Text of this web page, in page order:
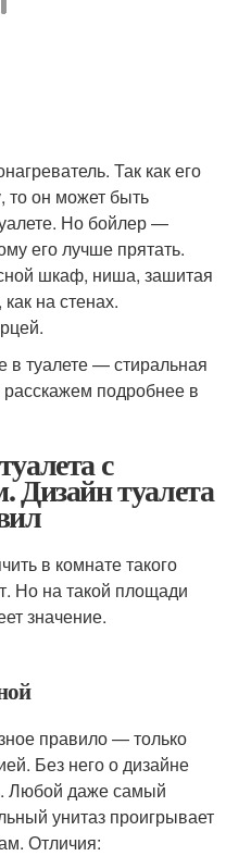
Так как его
то он может быть
Но бойлер —
его лучше прятать.
шкаф, ниша, зашитая
на стенах.
туалете — стиральная
подробнее в
с
Дизайн туалета
в комнате такого
Но на такой площади
значение.
правило — только
Без него о дизайне
Любой даже самый
унитаз проигрывает
Отличия: